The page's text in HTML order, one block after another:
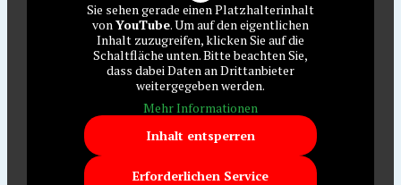
Sie sehen gerade einen Platzhalterinhalt
vonYouTube. Um auf den eigentlichen
Inhalt zuzugreifen, klicken Sie auf die
Schaltfläche unten. Bitte beachten Sie,
dass dabei Daten an Drittanbieter
weitergegeben werden.
Mehr Informationen
Inhalt entsperren
Erforderlichen Service